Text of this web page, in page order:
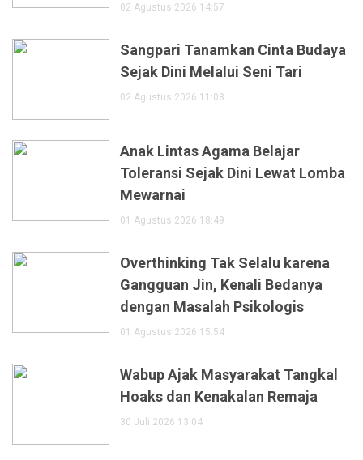
02 Agustus 2026 14:57
Sangpari Tanamkan Cinta Budaya
Sejak Dini Melalui Seni Tari
02 Agustus 2026 11:08
Anak Lintas Agama Belajar
Toleransi Sejak Dini Lewat Lomba
Mewarnai
01 Agustus 2026 18:49
Overthinking Tak Selalu karena
Gangguan Jin, Kenali Bedanya
dengan Masalah Psikologis
01 Agustus 2026 15:54
Wabup Ajak Masyarakat Tangkal
Hoaks dan Kenakalan Remaja
30 Juli 2026 13:04